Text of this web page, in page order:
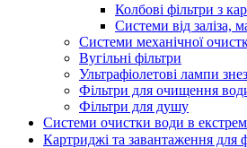
Колбові фільтри з
Системи від заліза,
Системи механічної
Вугільні фільтри
Ультрафіолетові лампи
Фільтри для очищення
Фільтри для душу
Системи очистки води в
Картриджі та завантаження для